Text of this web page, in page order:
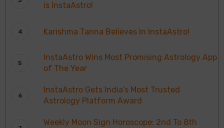
is InstaAstro!
Karishma Tanna Believes In InstaAstro!
InstaAstro Wins Most Promising Astrology App
of The Year
InstaAstro Gets India’s Most Trusted
Astrology Platform Award
Weekly Moon Sign Horoscope: 2nd To 8th